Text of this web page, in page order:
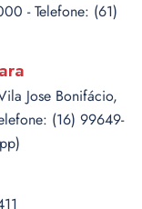
- Telefone: (61)
Jose Bonifácio,
(16) 99649-